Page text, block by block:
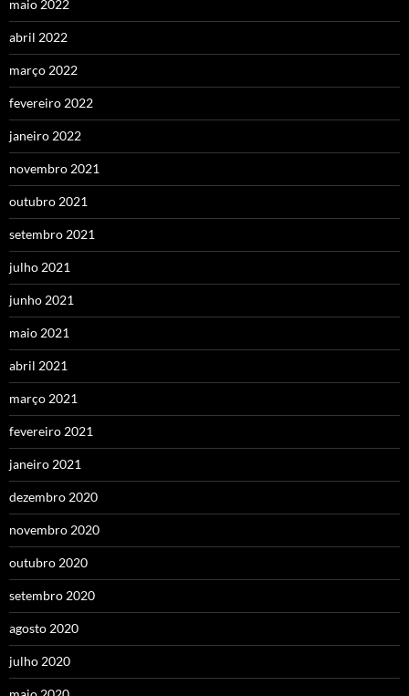
maio 2022
abril 2022
março 2022
fevereiro 2022
janeiro 2022
novembro 2021
outubro 2021
setembro 2021
julho 2021
junho 2021
maio 2021
abril 2021
março 2021
fevereiro 2021
janeiro 2021
dezembro 2020
novembro 2020
outubro 2020
setembro 2020
agosto 2020
julho 2020